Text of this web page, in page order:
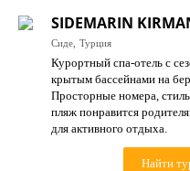
Цены дня
Страны
Как купить
SIDEMARIN
Сиде, Турция
Курортный спа-отель с
крытым бассейнами на
Просторные номера,
пляж понравится
для активного отдыха.
Найти